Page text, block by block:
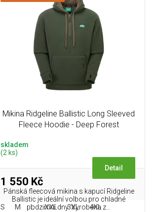
Mikina Ridgeline Ballistic Long Sleeved
Fleece Hoodie - Deep Forest
skladem
(2 ks)
1 550 Kč
Detail
Pánská fleecová mikina s kapucí Ridgeline
Ballistic je ideální volbou pro chladné
podzimní dny. Vyrobena z...
S M L XXL 3XL 4XL